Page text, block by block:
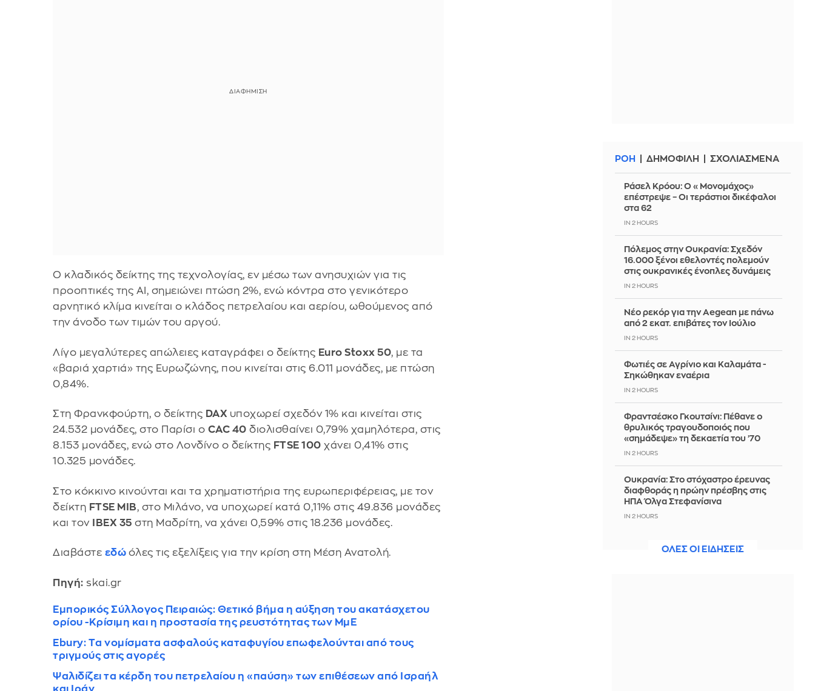
Ο κλαδικός δείκτης της τεχνολογίας, εν μέσω των ανησυχιών για τις
προοπτικές της AI, σημειώνει πτώση 2%, ενώ κόντρα στο γενικότερο
αρνητικό κλίμα κινείται ο κλάδος πετρελαίου και αερίου, ωθούμενος από
την άνοδο των τιμών του αργού.
Λίγο μεγαλύτερες απώλειες καταγράφει ο δείκτης Euro Stoxx 50, με τα
«βαριά χαρτιά» της Ευρωζώνης, που κινείται στις 6.011 μονάδες, με πτώση
0,84%.
Στη Φρανκφούρτη, ο δείκτης DAX υποχωρεί σχεδόν 1% και κινείται στις
24.532 μονάδες, στο Παρίσι ο CAC 40 διολισθαίνει 0,79% χαμηλότερα, στις
8.153 μονάδες, ενώ στο Λονδίνο ο δείκτης FTSE 100 χάνει 0,41% στις
10.325 μονάδες.
Στο κόκκινο κινούνται και τα χρηματιστήρια της ευρωπεριφέρειας, με τον
δείκτη FTSE MIB, στο Μιλάνο, να υποχωρεί κατά 0,11% στις 49.836 μονάδες
και τον
IBEX 35 στη Μαδρίτη, να χάνει 0,59% στις 18.236 μονάδες.
Διαβάστε εδώ όλες τις εξελίξεις για την κρίση στη Μέση Ανατολή.
Πηγή: skai.gr
Εμπορικός Σύλλογος Πειραιώς: Θετικό βήμα η αύξηση του ακατάσχετου
ορίου -Κρίσιμη και η προστασία της ρευστότητας των ΜμΕ
Ebury: Tα νομίσματα ασφαλούς καταφυγίου επωφελούνται από τους
τριγμούς στις αγορές
Ψαλιδίζει τα κέρδη του πετρελαίου η «παύση» των επιθέσεων από Ισραήλ
και Ιράν
ΡΟΗ ΔΗΜΟΦΙΛΗ ΣΧΟΛΙΑΣΜΕΝΑ
Ράσελ Κρόου: Ο «Μονομάχος»
επέστρεψε – Οι τεράστιοι δικέφαλοι
στα 62
IN 2 HOURS
Πόλεμος στην Ουκρανία: Σχεδόν
16.000 ξένοι εθελοντές πολεμούν
στις ουκρανικές ένοπλες δυνάμεις
IN 2 HOURS
Νέο ρεκόρ για την Aegean με πάνω
από 2 εκατ. επιβάτες τον Ιούλιο
IN 2 HOURS
Φωτιές σε Αγρίνιο και Καλαμάτα -
Σηκώθηκαν εναέρια
IN 2 HOURS
Φραντσέσκο Γκουτσίνι: Πέθανε ο
θρυλικός τραγουδοποιός που
«σημάδεψε» τη δεκαετία του ’70
IN 2 HOURS
Ουκρανία: Στο στόχαστρο έρευνας
διαφθοράς η πρώην πρέσβης στις
ΗΠΑ Όλγα Στεφανίσινα
IN 2 HOURS
Ο Δημήτρης Γιαννούλης επέστρεψε
ΟΛΕΣ ΟΙ ΕΙΔΗΣΕΙΣ